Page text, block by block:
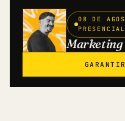
08 DE
PRESENCIAL
Marketing